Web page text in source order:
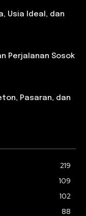
Usia Ideal, dan
Perjalanan Sosok
Pasaran, dan
219
109
102
88